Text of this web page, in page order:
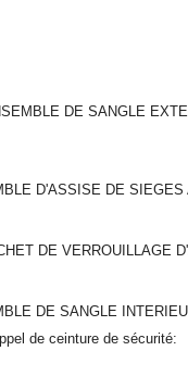
DE SANGLE
D'ASSISE DE
DE VERROUILLAGE
DE SANGLE
de ceinture de sécurité: